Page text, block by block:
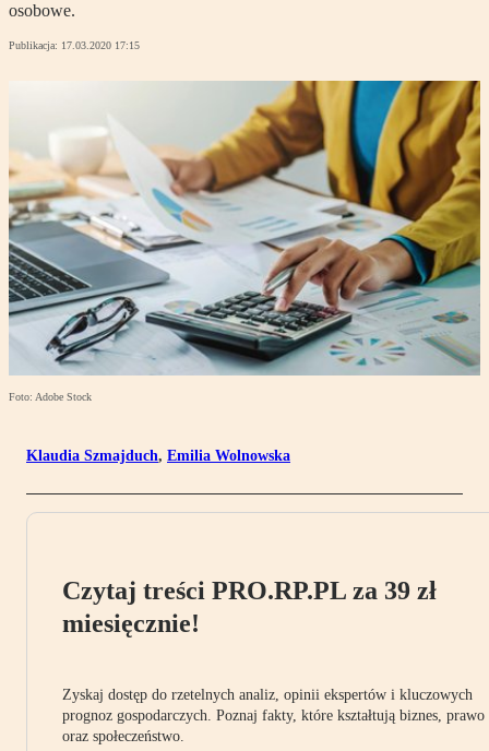
osobowe.
Publikacja: 17.03.2020 17:15
Foto: Adobe Stock
Klaudia Szmajduch, Emilia Wolnowska
Czytaj treści PRO.RP.PL za 39 zł
miesięcznie!
Zyskaj dostęp do rzetelnych analiz, opinii ekspertów i kluczowych
prognoz gospodarczych. Poznaj fakty, które kształtują biznes, prawo
oraz społeczeństwo.